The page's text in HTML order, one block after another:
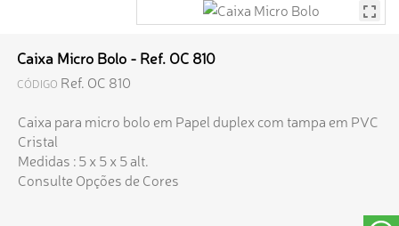
Caixa Micro Bolo - Ref. OC 810
CÓDIGO Ref. OC 810
Caixa para micro bolo em Papel duplex com tampa em PVC
Cristal
Medidas : 5 x 5 x 5 alt.
Consulte Opções de Cores